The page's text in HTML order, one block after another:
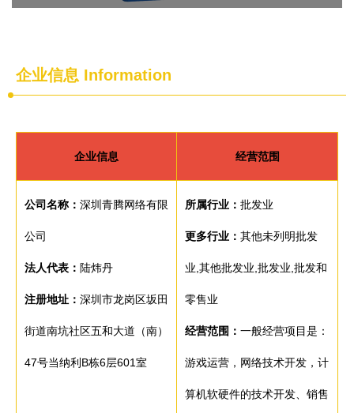
企业信息 Information
企业信息 经营范围
公司名称： 深圳青腾网络有限
公司
法人代表： 陆炜丹
注册地址： 深圳市龙岗区坂田
街道南坑社区五和大道（南）
47号当纳利B栋6层601室
所属行业： 批发业
更多行业： 其他未列明批发
业,其他批发业,批发业,批发和
零售业
经营范围： 一般经营项目是：
游戏运营，网络技术开发，计
算机软硬件的技术开发、销售